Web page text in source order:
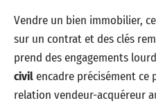
Vendre un bien immobilier,
sur un contrat et des clés
prend des engagements
civilencadre précisément ce
relation vendeur-acquéreur